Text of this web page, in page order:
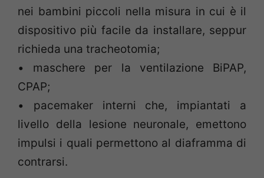
nei bambini piccoli nella misura in cui è il
dispositivo più facile da installare, seppur
richieda una tracheotomia;
• maschere per la ventilazione BiPAP,
CPAP;
• pacemaker interni che, impiantati a
livello della lesione neuronale, emettono
impulsi i quali permettono al diaframma di
contrarsi.